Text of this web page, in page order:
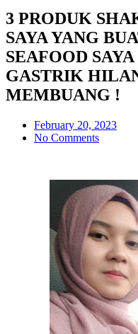
3 PRODUK
SAYA YANG
SEAFOOD
GASTRIK
MEMBUANG !
February 20, 2023
No Comments